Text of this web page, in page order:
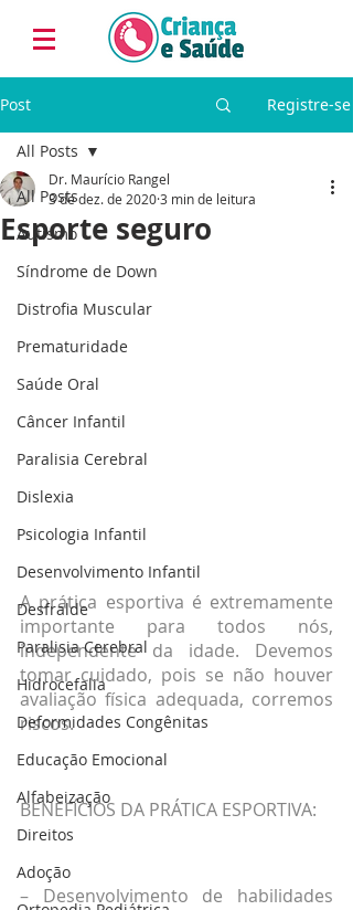
Post Registre-se
All Posts
Autismo
Síndrome de Down
Distrofia Muscular
Prematuridade
Saúde Oral
Câncer Infantil
Paralisia Cerebral
Dislexia
Psicologia Infantil
Desenvolvimento Infantil
Desfralde
Paralisia Cerebral
Hidrocefalia
Deformidades Congênitas
Educação Emocional
Alfabeização
Direitos
Adoção
All Posts
Esporte seguro
Dr. Maurício Rangel
3 de dez. de 20203 min de leitura
A prática esportiva é extremamente
importante para todos nós,
independente da idade. Devemos
tomar cuidado, pois se não houver
avaliação física adequada, corremos
riscos.
BENEFÍCIOS DA PRÁTICA ESPORTIVA:
– Desenvolvimento de habilidades